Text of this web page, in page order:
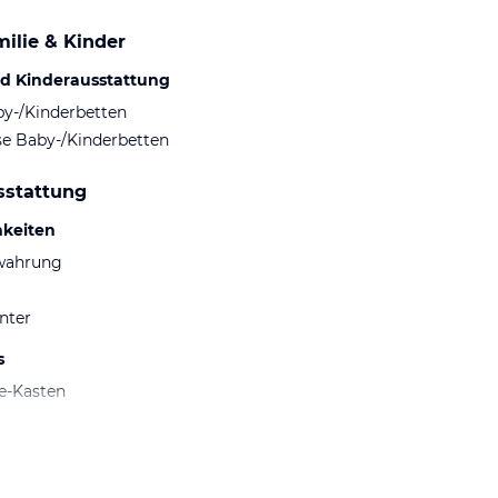
& Kinder
Kinderausstattung
Kinderbetten
Baby-/Kinderbetten
Kasten